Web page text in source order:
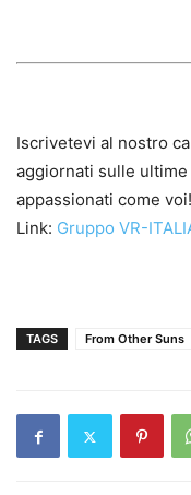
Iscrivetevi al nostro
aggiornati sulle
appassionati come voi!
Link: Gruppo VR-
TAGS From Other Suns